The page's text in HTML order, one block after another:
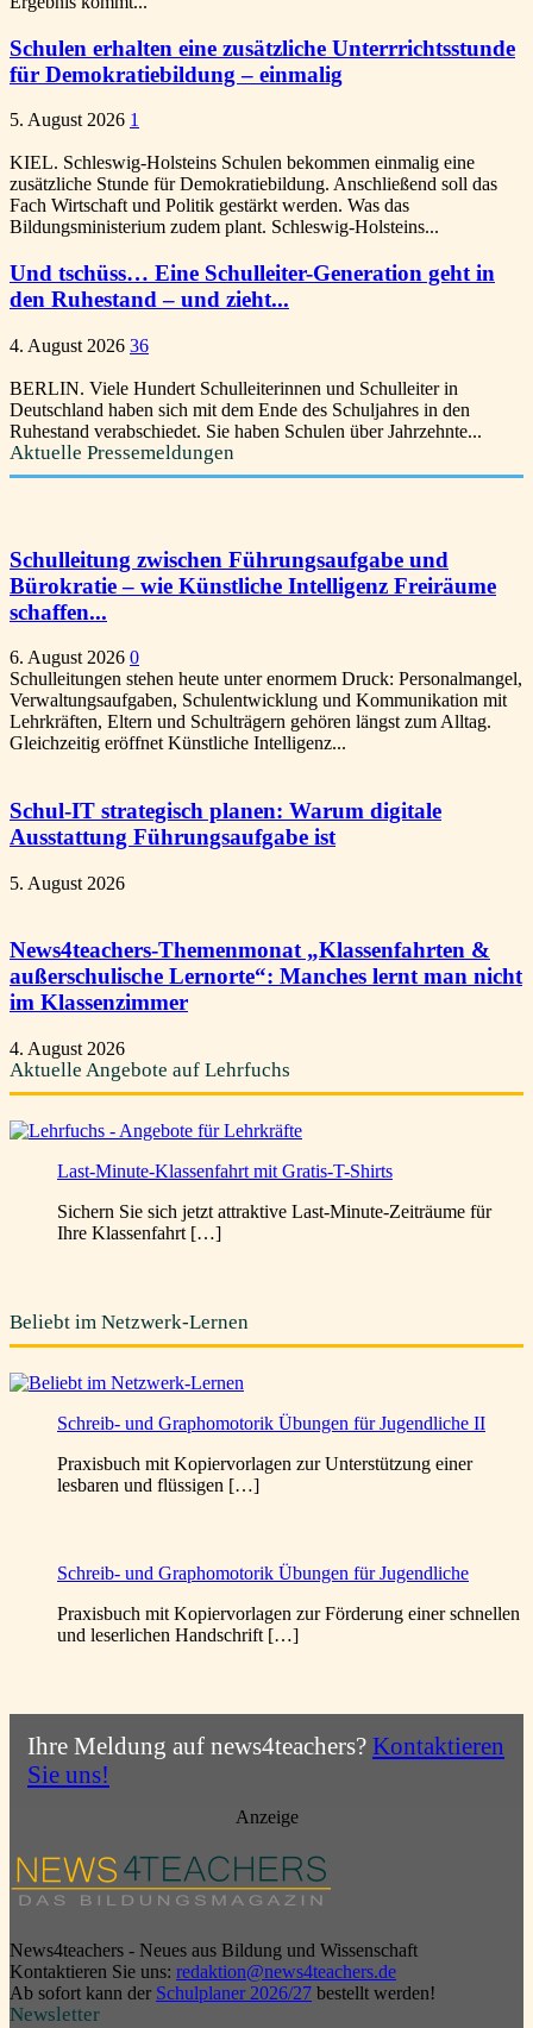
Schulen erhalten eine zusätzliche Unterrrichtsstunde
für Demokratiebildung – einmalig
5. August 2026 1
KIEL. Schleswig-Holsteins Schulen bekommen einmalig eine
zusätzliche Stunde für Demokratiebildung. Anschließend soll das
Fach Wirtschaft und Politik gestärkt werden. Was das
Bildungsministerium zudem plant. Schleswig-Holsteins...
Und tschüss… Eine Schulleiter-Generation geht in
den Ruhestand – und zieht...
4. August 2026 36
BERLIN. Viele Hundert Schulleiterinnen und Schulleiter in
Deutschland haben sich mit dem Ende des Schuljahres in den
Ruhestand verabschiedet. Sie haben Schulen über Jahrzehnte...
Aktuelle Pressemeldungen
Schulleitung zwischen Führungsaufgabe und
Bürokratie – wie Künstliche Intelligenz Freiräume
schaffen...
6. August 2026 0
Schulleitungen stehen heute unter enormem Druck: Personalmangel,
Verwaltungsaufgaben, Schulentwicklung und Kommunikation mit
Lehrkräften, Eltern und Schulträgern gehören längst zum Alltag.
Gleichzeitig eröffnet Künstliche Intelligenz...
Schul-IT strategisch planen: Warum digitale
Ausstattung Führungsaufgabe ist
5. August 2026
News4teachers-Themenmonat „Klassenfahrten &
außerschulische Lernorte“: Manches lernt man nicht
im Klassenzimmer
4. August 2026
Aktuelle Angebote auf Lehrfuchs
Last-Minute-Klassenfahrt mit Gratis-T-Shirts
Sichern Sie sich jetzt attraktive Last-Minute-Zeiträume für
Ihre Klassenfahrt […]
Beliebt im Netzwerk-Lernen
Schreib- und Graphomotorik Übungen für Jugendliche II
Praxisbuch mit Kopiervorlagen zur Unterstützung einer
lesbaren und flüssigen […]
Schreib- und Graphomotorik Übungen für Jugendliche
Praxisbuch mit Kopiervorlagen zur Förderung einer schnellen
und leserlichen Handschrift […]
Ihre Meldung auf news4teachers? Kontaktieren
Sie uns!
Anzeige
News4teachers - Neues aus Bildung und Wissenschaft
Kontaktieren Sie uns: redaktion@news4teachers.de
Ab sofort kann der Schulplaner 2026/27 bestellt werden!
Newsletter